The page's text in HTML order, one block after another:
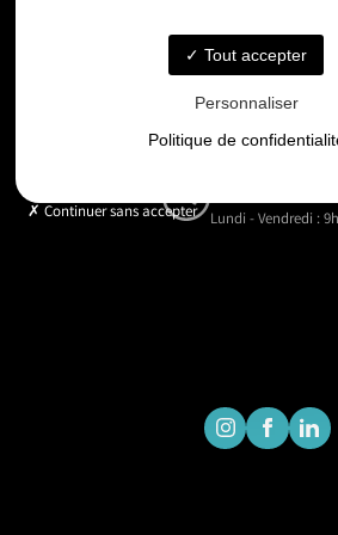
contact@gd-drones-
Horaires
Lundi - Vendredi :
Tout accepter
Personnaliser
Politique de
Continuer sans accepter